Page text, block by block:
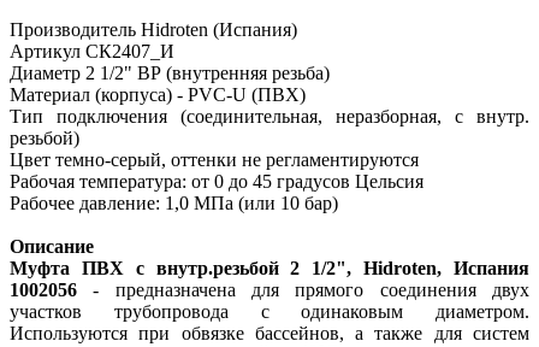
Производитель Hidroten (Испания)
Артикул СК2407_И
Диаметр 2 1/2" ВР (внутренняя резьба)
Материал (корпуса) - PVC-U (ПВХ)
Тип подключения (соединительная, неразборная, с внутр.
резьбой)
Цвет темно-серый, оттенки не регламентируются
Рабочая температура: от 0 до 45 градусов Цельсия
Рабочее давление: 1,0 МПа (или 10 бар)
Описание
Муфта ПВХ с внутр.резьбой 2 1/2", Hidroten, Испания
1002056 - предназначена для прямого соединения двух
участков трубопровода с одинаковым диаметром.
Используются при обвязке бассейнов, а также для систем